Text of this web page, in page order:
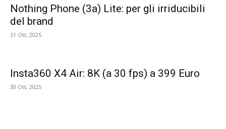
Nothing Phone (3a) Lite: per gli irriducibili
del brand
31 Ott, 2025
Insta360 X4 Air: 8K (a 30 fps) a 399 Euro
30 Ott, 2025